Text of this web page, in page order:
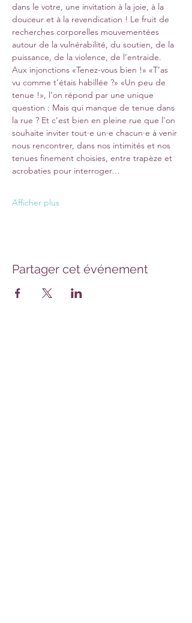
dans le votre, une invitation à la joie, à la
douceur et à la revendication ! Le fruit de
recherches corporelles mouvementées
autour de la vulnérabilité, du soutien, de la
puissance, de la violence, de l’entraide.
Aux injonctions «Tenez-vous bien !» «T’as
vu comme t’étais habillée ?» «Un peu de
tenue !», l’on répond par une unique
question : Mais qui manque de tenue dans
la rue ? Et c’est bien en pleine rue que l’on
souhaite inviter tout·e un·e chacun·e à venir
nous rencontrer, dans nos intimités et nos
tenues finement choisies, entre trapèze et
acrobaties pour interroger…
Afficher plus
Partager cet événement